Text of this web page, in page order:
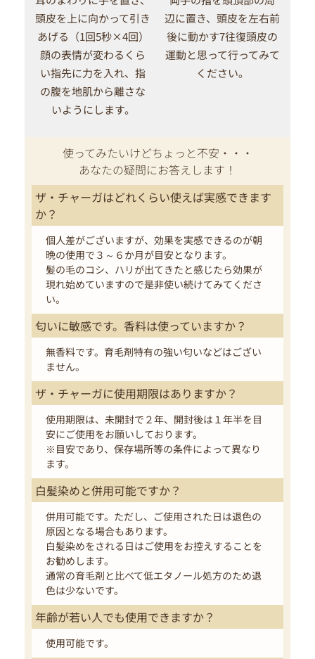
頭皮を上に向かって引き
あげる（1回5秒×4回）
顔の表情が変わるくら
い指先に力を入れ、指
の腹を地肌から離さな
いようにします。
辺に置き、頭皮を左右前
後に動かす7往復頭皮の
運動と思って行ってみて
ください。
使ってみたいけどちょっと不安・・・
あなたの疑問にお答えします！
ザ・チャーガはどれくらい使えば実感できます
か？
個人差がございますが、効果を実感できるのが朝
晩の使用で３～６か月が目安となります。
髪の毛のコシ、ハリが出てきたと感じたら効果が
現れ始めていますので是非使い続けてみてくださ
い。
匂いに敏感です。香料は使っていますか？
無香料です。育毛剤特有の強い匂いなどはござい
ません。
ザ・チャーガに使用期限はありますか？
使用期限は、未開封で２年、開封後は１年半を目
安にご使用をお願いしております。
※目安であり、保存場所等の条件によって異なり
ます。
白髪染めと併用可能ですか？
併用可能です。ただし、ご使用された日は退色の
原因となる場合もあります。
白髪染めをされる日はご使用をお控えすることを
お勧めします。
通常の育毛剤と比べて低エタノール処方のため退
色は少ないです。
年齢が若い人でも使用できますか？
使用可能です。